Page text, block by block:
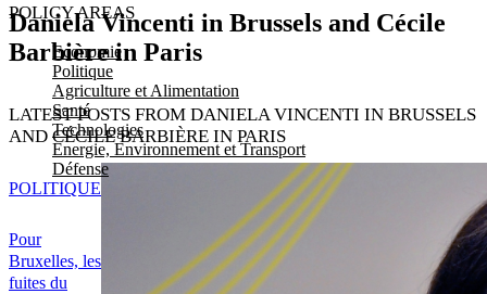
POLICY AREAS
Economie
Politique
Agriculture et Alimentation
Santé
Technologies
Energie, Environnement et Transport
Défense
Daniela Vincenti in Brussels and Cécile
Barbière in Paris
LATEST POSTS FROM DANIELA VINCENTI IN BRUSSELS
AND CÉCILE BARBIÈRE IN PARIS
Pour
Bruxelles, les
fuites du
POLITIQUE